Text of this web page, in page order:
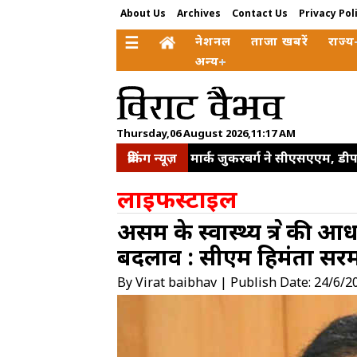
About Us Archives Contact Us Privacy
☰ नेशनल ताजा खबरें राज्य
अन्य
Thursday,06 August 2026,11:17 AM
ब्रेकिंग न्यूज़ मार्क जुकरबर्ग ने सीएसएएम,
पूछा राज्य का दर्जा कब मिलेगा
क‍िए कई बड़े बदलाव, वरिष्ठ पदों
दिया पूरा सम्मान
विक्रम
बावजूद बांग्लादेश के खिलाफ
लाइफस्टाइल
असम के स्वास्थ्य क्षेत्र की
बदलाव : सीएम हिमंता
By Virat baibhav | Publish Date: 24/6/